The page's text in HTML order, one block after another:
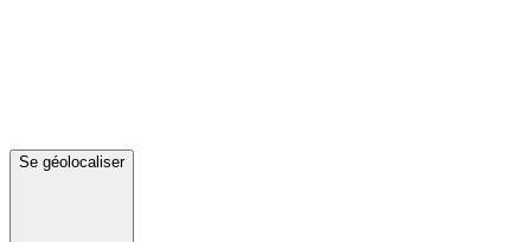
Se géolocaliser